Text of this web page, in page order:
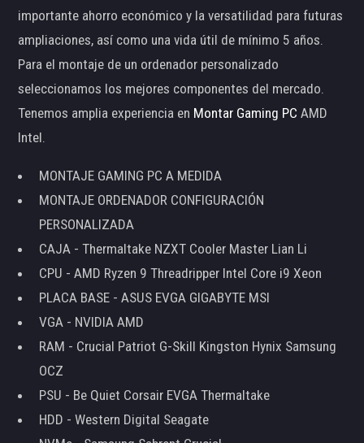
importante ahorro económico y la versatilidad para futuras
ampliaciones, así como una vida útil de mínimo 5 años.
Para el montaje de un ordenador personalizado
seleccionamos los mejores componentes del mercado.
Tenemos amplia experiencia en Montar Gaming PC AMD
Intel.
MONTAJE GAMING PC A MEDIDA
MONTAJE ORDENADOR CONFIGURACIÓN
PERSONALIZADA
CAJA - Thermaltake NZXT Cooler Master Lian Li
CPU - AMD Ryzen 9 Threadripper Intel Core i9 Xeon
PLACA BASE - ASUS EVGA GIGABYTE MSI
VGA - NVIDIA AMD
RAM - Crucial Patriot G-Skill Kingston Hynix Samsung
OCZ
PSU - Be Quiet Corsair EVGA Thermaltake
HDD - Western Digital Seagate